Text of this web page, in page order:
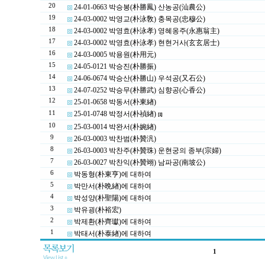
20 24-01-0663 박승봉(朴勝鳳) 산농공(汕農公)
19 24-03-0002 박영교(朴泳敎) 충목공(忠穆公)
18 24-03-0002 박영효(朴泳孝) 영혜옹주(永惠翁主)
17 24-03-0002 박영효(朴泳孝) 현현거사(玄玄居士)
16 24-03-0005 박용원(朴用元)
15 24-05-0121 박승진(朴勝振)
14 24-06-0674 박승산(朴勝山) 우석공(又石公)
13 24-07-0252 박승무(朴勝武) 심향공(心香公)
12 25-01-0658 박동서(朴東緖)
11 25-01-0748 박정서(朴禎緖) [1]
10 25-03-0014 박완서(朴婉緖)
9 26-03-0003 박찬범(朴贊汎)
8 26-03-0003 박찬주(朴贊珠) 운현궁의 종부(宗婦)
7 26-03-0027 박찬익(朴贊翊) 남파공(南坡公)
6 박동형(朴東亨)에 대하여
5 박만서(朴晩緖)에 대하여
4 박성양(朴聖陽)에 대하여
3 박유굉(朴裕宏)
2 박제환(朴齊瓛)에 대하여
1 박태서(朴泰緖)에 대하여
1